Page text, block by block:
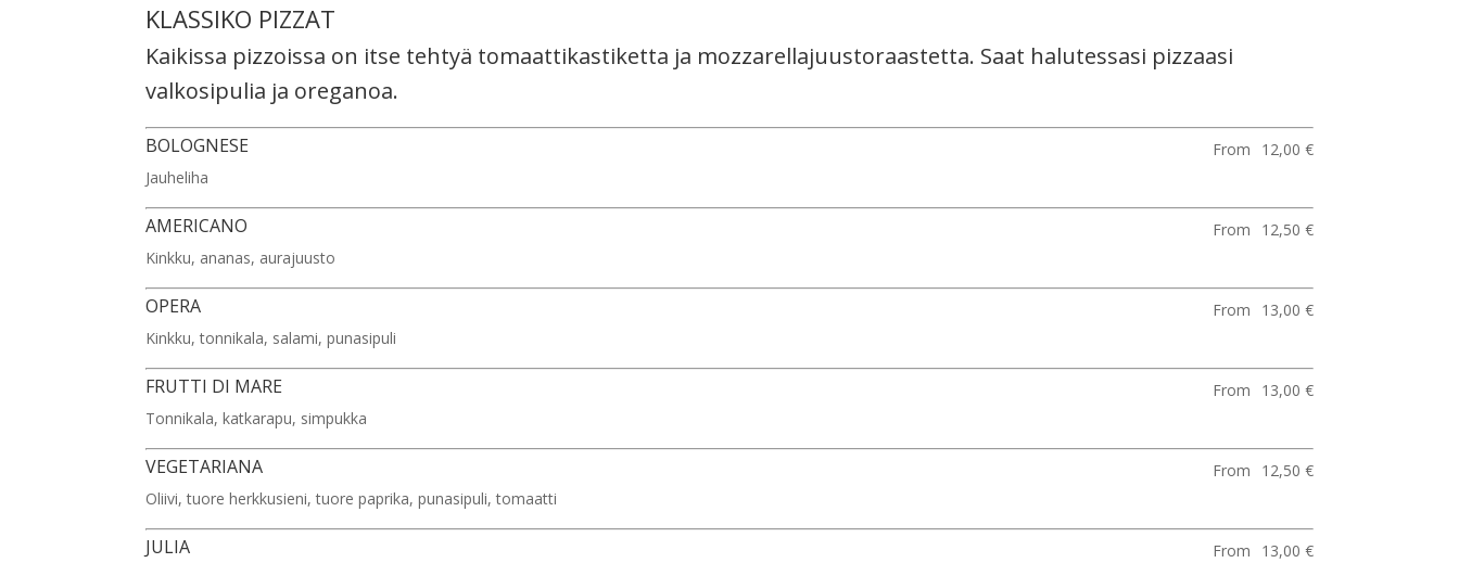
KLASSIKO PIZZAT
Kaikissa pizzoissa on itse tehtyä tomaattikastiketta ja mozzarellajuustoraastetta. Saat halutessasi pizzaasi
valkosipulia ja oreganoa.
BOLOGNESE From
12,00 €
Jauheliha
AMERICANO From
12,50 €
Kinkku, ananas, aurajuusto
OPERA From
13,00 €
Kinkku, tonnikala, salami, punasipuli
FRUTTI DI MARE From
13,00 €
Tonnikala, katkarapu, simpukka
VEGETARIANA From
12,50 €
Oliivi, tuore herkkusieni, tuore paprika, punasipuli, tomaatti
JULIA From
13,00 €